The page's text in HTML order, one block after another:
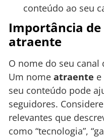
conteúdo ao seu
Importância
atraente
O nome do seu canal
Um nome atraente
seu conteúdo pode
seguidores.
relevantes que
como “tecnologia”,